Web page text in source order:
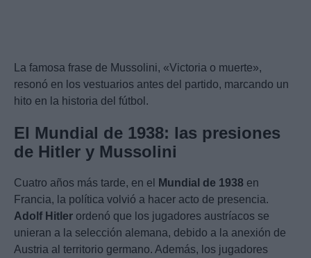
La famosa frase de Mussolini, «Victoria o muerte»,
resonó en los vestuarios antes del partido, marcando un
hito en la historia del fútbol.
El Mundial de 1938: las presiones
de Hitler y Mussolini
Cuatro años más tarde, en el Mundial de 1938 en
Francia, la política volvió a hacer acto de presencia.
Adolf Hitler ordenó que los jugadores austríacos se
unieran a la selección alemana, debido a la anexión de
Austria al territorio germano. Además, los jugadores